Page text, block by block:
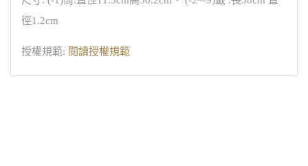
徑1.2cm
授權規範: 閱讀授權規範